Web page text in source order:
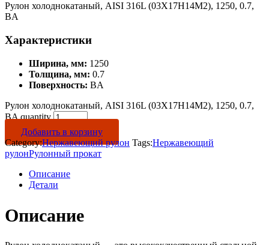
Рулон холоднокатаный, AISI 316L (03Х17Н14М2), 1250, 0.7,
BA
Характеристики
Ширина, мм: 1250
Толщина, мм: 0.7
Поверхность: BA
Рулон холоднокатаный, AISI 316L (03Х17Н14М2), 1250, 0.7,
BA quantity
Добавить в корзину
Category:Нержавеющий рулон Tags:Нержавеющий
рулонРулонный прокат
Описание
Детали
Описание